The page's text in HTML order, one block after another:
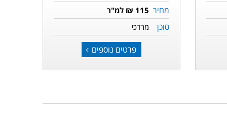
מחיר 115 ₪ למ"ר
סוכן מרדכי
פרטים נוספים